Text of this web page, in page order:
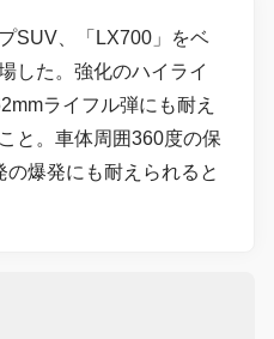
SUV、「LX700」をベ
した。強化のハイライ
ライフル弾にも耐え
と。車体周囲360度の保
爆発にも耐えられると